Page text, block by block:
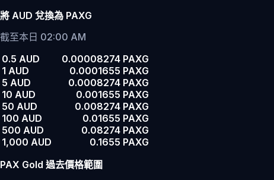
將 AUD 兌換為 PAXG
截至本日 02:00 AM
0.5 AUD
0.00008274 PAXG
1 AUD
0.0001655 PAXG
5 AUD
0.0008274 PAXG
10 AUD
0.001655 PAXG
50 AUD
0.008274 PAXG
100 AUD
0.01655 PAXG
500 AUD
0.08274 PAXG
1,000 AUD
0.1655 PAXG
PAX Gold 過去價格範圍